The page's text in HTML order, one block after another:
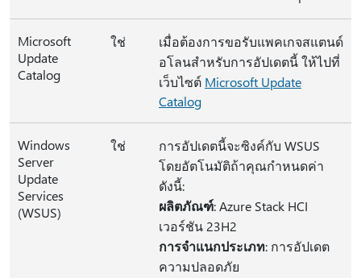
Microsoft
Update
Catalog
ใช่
เมื่อต้องการขอรับแพคเกจสแตนด์
อโลนสำหรับการอัปเดตนี้ ให้ไปที่
เว็บไซต์ Microsoft Update
Catalog
Windows
Server
Update
Services
(WSUS)
ใช่
การอัปเดตนี้จะซิงค์กับ WSUS
โดยอัตโนมัติถ้าคุณกําหนดค่า
ดังนี้:
ผลิตภัณฑ์: Azure Stack HCI
เวอร์ชัน 23H2
การจำแนกประเภท: การอัปเดต
ความปลอดภัย